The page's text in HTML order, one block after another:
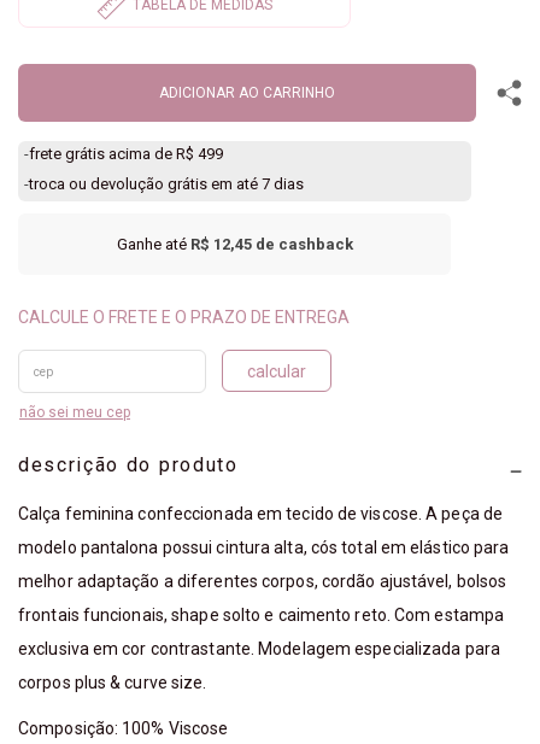
ADICIONAR AO CARRINHO
-frete grátis acima de R$ 499
-troca ou devolução grátis em até 7 dias
Ganhe atéR$ 12,45de cashback
calcular
não sei meu cep
descrição do produto
Calça feminina confeccionada em tecido de viscose. A peça de
modelo pantalona possui cintura alta, cós total em elástico para
melhor adaptação a diferentes corpos, cordão ajustável, bolsos
frontais funcionais, shape solto e caimento reto. Com estampa
exclusiva em cor contrastante. Modelagem especializada para
corpos plus & curve size.
Composição: 100% Viscose